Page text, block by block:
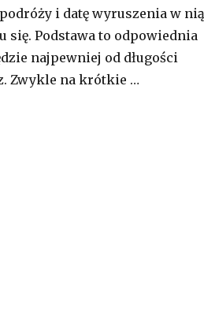
i datę wyruszenia w
się. Podstawa to odpowiednia
najpewniej od długości
Zwykle na krótkie …